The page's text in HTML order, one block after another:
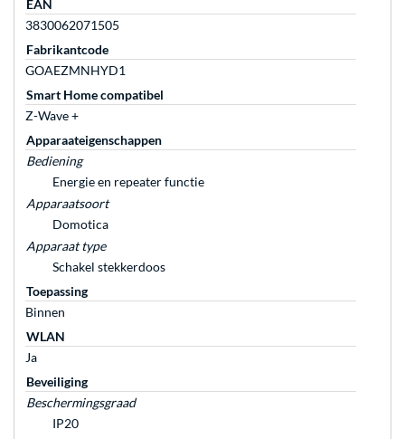
EAN
3830062071505
Fabrikantcode
GOAEZMNHYD1
Smart Home compatibel
Z-Wave +
Apparaateigenschappen
Bediening
Energie en repeater functie
Apparaatsoort
Domotica
Apparaat type
Schakel stekkerdoos
Toepassing
Binnen
WLAN
Ja
Beveiliging
Beschermingsgraad
IP20